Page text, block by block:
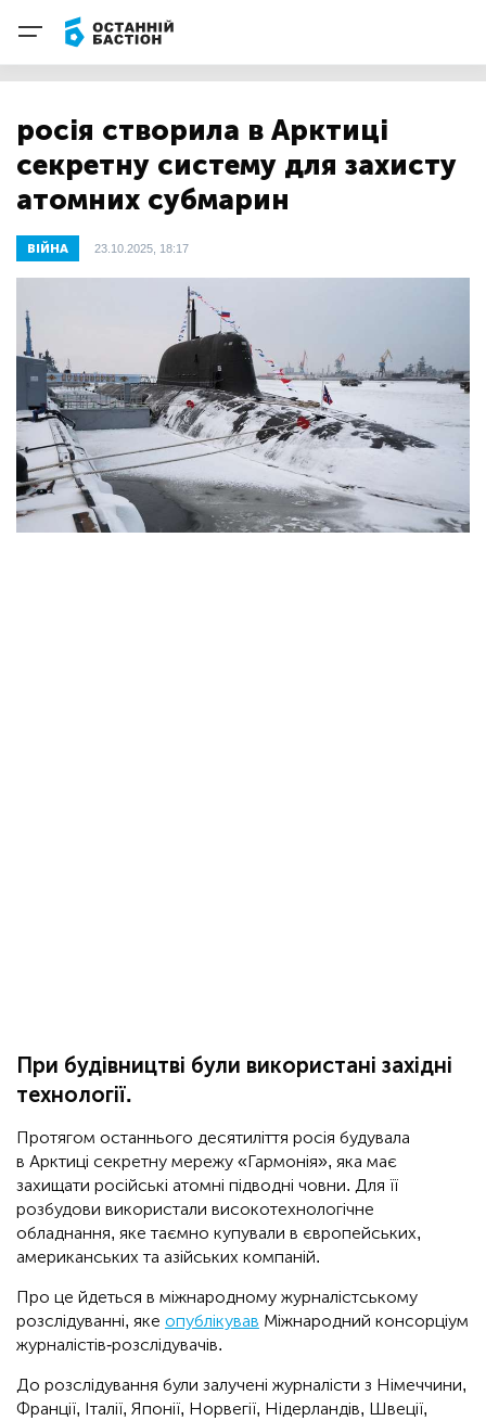
росія створила в Арктиці
секретну систему для захисту
атомних субмарин
ВІЙНА 23.10.2025, 18:17
При будівництві були використані західні
технології.
Протягом останнього десятиліття росія будувала
в Арктиці секретну мережу «Гармонія», яка має
захищати російські атомні підводні човни. Для її
розбудови використали високотехнологічне
обладнання, яке таємно купували в європейських,
американських та азійських компаній.
Про це йдеться в міжнародному журналістському
розслідуванні, яке опублікував Міжнародний консорціум
журналістів-розслідувачів.
До розслідування були залучені журналісти з Німеччини,
Франції, Італії, Японії, Норвегії, Нідерландів, Швеції,